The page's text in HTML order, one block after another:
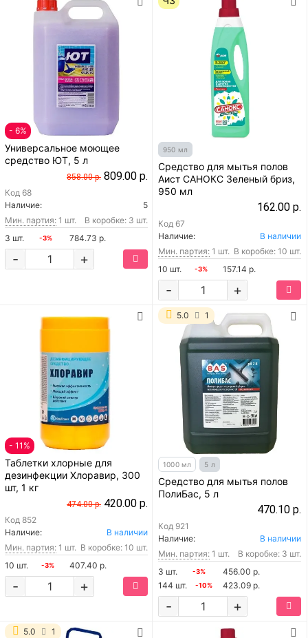
- 6%
Универсальное моющее
средство ЮТ, 5 л
858.00 р. 809.00 р.
Код 68
Наличие:
5
Мин. партия: 1 шт.
В коробке: 3 шт.
3 шт.
-3% 784.73 р.
+
-
950 мл
Средство для мытья полов
Аист САНОКС Зеленый бриз,
950 мл
162.00 р.
Код 67
Наличие:
В наличии
Мин. партия: 1 шт. В коробке: 10 шт.
10 шт.
-3% 157.14 р.
+
-
- 11%
Таблетки хлорные для
дезинфекции Хлоравир, 300
шт, 1 кг
474.00 р. 420.00 р.
Код 852
Наличие:
В наличии
Мин. партия: 1 шт. В коробке: 10 шт.
10 шт.
-3% 407.40 р.
+
-
5.0 1
1000 мл 5 л
Средство для мытья полов
ПолиБас, 5 л
470.10 р.
Код 921
Наличие:
В наличии
Мин. партия: 1 шт.
В коробке: 3 шт.
3 шт.
-3%
456.00 р.
144 шт.
-10% 423.09 р.
+
-
5.0 1